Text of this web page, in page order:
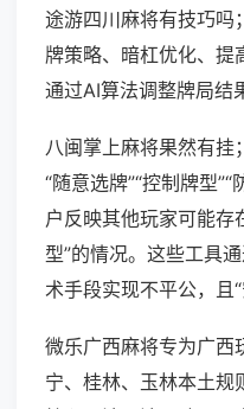
途游四川麻将有技巧吗
牌策略、暗杠优化、提
通过AI算法调整牌局结
八闽掌上麻将果然有挂
“随意选牌”“控制牌型
户反映其他玩家可能存
型”的情况。这些工具
术手段实现不平公，且“
微乐广西麻将专为广西
宁、桂林、玉林本土规